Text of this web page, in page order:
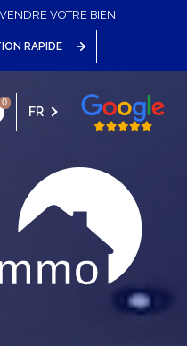
VOTRE BIEN
RAPIDE
0
FR